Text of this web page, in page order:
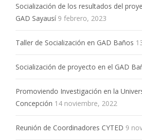
Socialización de los resultados del
GAD Sayausí 9 febrero, 2023
Taller de Socialización en GAD Baños
Socialización de proyecto en el GAD
Promoviendo Investigación en la
Concepción 14 noviembre, 2022
Reunión de Coordinadores CYTED 9